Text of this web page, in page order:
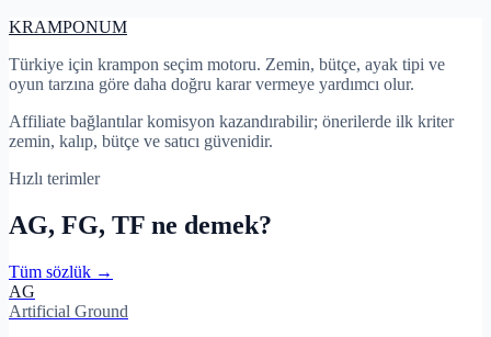
KRAMPONUM
Türkiye için krampon seçim motoru. Zemin, bütçe, ayak tipi ve
oyun tarzına göre daha doğru karar vermeye yardımcı olur.
Affiliate bağlantılar komisyon kazandırabilir; önerilerde ilk kriter
zemin, kalıp, bütçe ve satıcı güvenidir.
Hızlı terimler
AG, FG, TF ne demek?
Tüm sözlük →
AG
Artificial Ground